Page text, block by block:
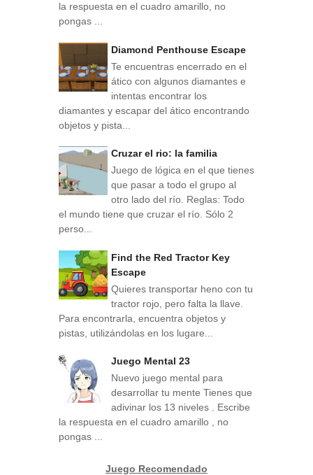
la respuesta en el cuadro amarillo, no
pongas ...
Diamond Penthouse Escape
Te encuentras encerrado en el
ático con algunos diamantes e
intentas encontrar los
diamantes y escapar del ático encontrando
objetos y pista...
Cruzar el rio: la familia
Juego de lógica en el que tienes
que pasar a todo el grupo al
otro lado del río. Reglas: Todo
el mundo tiene que cruzar el río. Sólo 2
perso...
Find the Red Tractor Key
Escape
Quieres transportar heno con tu
tractor rojo, pero falta la llave.
Para encontrarla, encuentra objetos y
pistas, utilizándolas en los lugare...
Juego Mental 23
Nuevo juego mental para
desarrollar tu mente Tienes que
adivinar los 13 niveles . Escribe
la respuesta en el cuadro amarillo , no
pongas ...
Juego Recomendado